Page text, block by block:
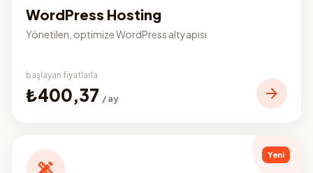
WordPress Hosting
Yönetilen, optimize WordPress altyapısı
başlayan fiyatlarla
₺400,37 / ay
Yeni